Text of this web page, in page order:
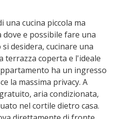
cucina piccola ma
e possibile fare una
desidera, cucinare una
terrazza coperta e l'ideale
ha un ingresso
la massima privacy. A
aria condizionata,
nel cortile dietro casa.